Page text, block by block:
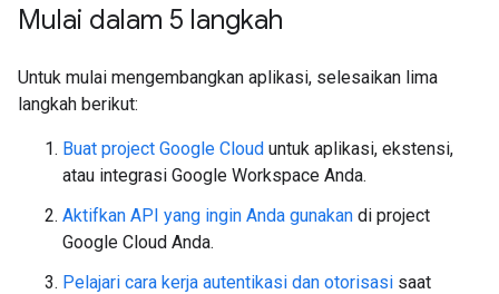
Mulai dalam 5 langkah
Untuk mulai mengembangkan aplikasi, selesaikan lima
langkah berikut:
Buat project Google Cloud untuk aplikasi, ekstensi,
atau integrasi Google Workspace Anda.
Aktifkan API yang ingin Anda gunakan di project
Google Cloud Anda.
Pelajari cara kerja autentikasi dan otorisasi saat